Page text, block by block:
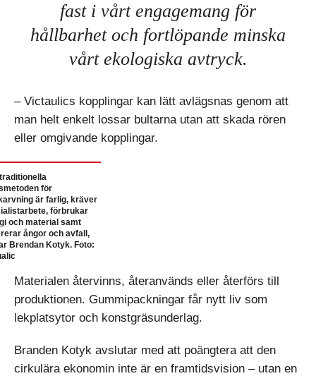
fast i vårt engagemang för
hållbarhet och fortlöpande minska
vårt ekologiska avtryck.
– Victaulics kopplingar kan lätt avlägsnas genom att
man helt enkelt lossar bultarna utan att skada rören
eller omgivande kopplingar.
för
är farlig, kräver
förbrukar
och material samt
ångor och avfall,
Brendan Kotyk. Foto:
Materialen återvinns, återanvänds eller återförs till
produktionen. Gummipackningar får nytt liv som
lekplatsytor och konstgräsunderlag.
Branden Kotyk avslutar med att poängtera att den
cirkulära ekonomin inte är en framtidsvision – utan en